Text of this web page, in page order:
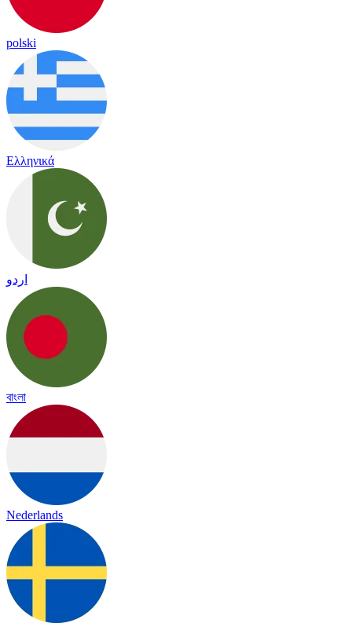
polski
Ελληνικά
اردو
বাংলা
Nederlands